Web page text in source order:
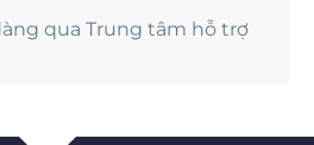
qua Trung tâm hỗ trợ